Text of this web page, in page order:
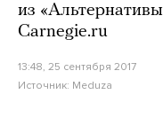
из
Carnegie.ru
13:48, 25 сентября 2017
Источник: Meduza